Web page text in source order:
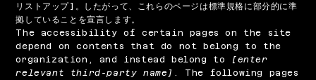
リストアップ]。したがって、これらのページは標準規格に部分的に準
拠していることを宣言します。
The accessibility of certain pages on the site
depend on contents that do not belong to the
organization, and instead belong to
[enter
relevant third-party name] . The following pages